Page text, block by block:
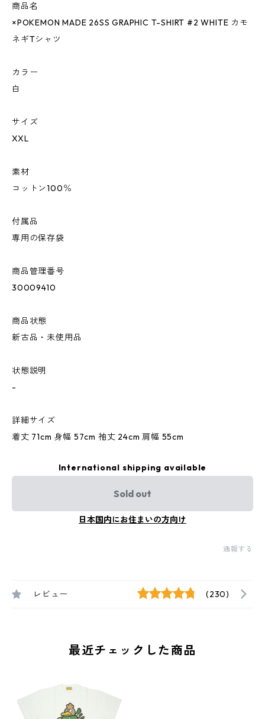
商品名
×POKEMON MADE 26SS GRAPHIC T-SHIRT #2 WHITE カモ
ネギTシャツ
カラー
白
サイズ
XXL
素材
コットン100％
付属品
専用の保存袋
商品管理番号
30009410
商品状態
新古品・未使用品
状態説明
-
詳細サイズ
着丈 71cm 身幅 57cm 袖丈 24cm 肩幅 55cm
International shipping available
Sold out
日本国内にお住まいの方向け
通報する
レビュー (230)
最近チェックした商品